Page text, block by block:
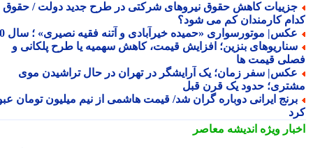
کاهش حقوق نیروهای شرکتی در طرح جدید دولت / حقوق
کارمندان کم می شود؟
موتورسواری «حمیده خیرآبادی و آتنه فقیه نصیری» ؛ سال 70
بنزین؛ افزایش قیمت، کاهش سهمیه یا طرح پلکانی و
قیمت ها
سفر زمان؛ یک آرایشگر در تهران در حال تراشیدن موی
حدود یک قرن قبل
ایرانی دوباره گران شد/ قیمت هاشمی از نیم میلیون تومان عبور
ویژهاندیشه معاصر